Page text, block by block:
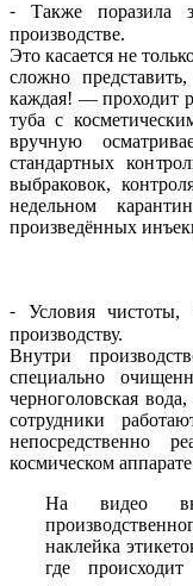
⁃ Также поразила
производстве.
Это касается не
сложно
каждая! — проходит
туба с
вручную
стандартных
выбраковок,
недельном
произведённых
⁃ Условия чистоты,
производству.
Внутри
специально
черноголовская
сотрудники
непосредственно
космическом
На видео
наклейка
где